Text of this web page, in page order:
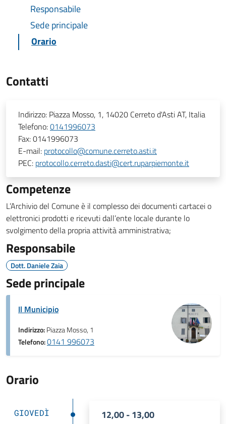
Responsabile
Sede principale
Orario
Contatti
Indirizzo: Piazza Mosso, 1, 14020 Cerreto d'Asti AT, Italia
Telefono:0141996073
Fax:0141996073
E-mail: protocollo@comune.cerreto.asti.it
PEC: protocollo.cerreto.dasti@cert.ruparpiemonte.it
Competenze
L’Archivio del Comune è il complesso dei documenti cartacei o
elettronici prodotti e ricevuti dall’ente locale durante lo
svolgimento della propria attività amministrativa;
Responsabile
Dott. Daniele Zaia
Sede principale
Il Municipio
Indirizzo:Piazza Mosso, 1
Telefono:0141 996073
Orario
GIOVEDÌ 12,00 - 13,00